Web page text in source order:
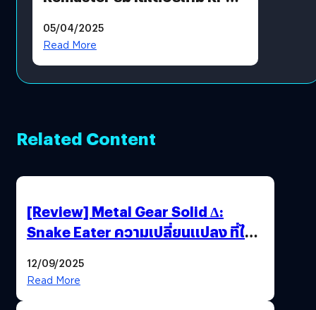
05/04/2025
Read More
Related Content
[Review] Metal Gear Solid Δ:
Snake Eater ความเปลี่ยนแปลง ที่ไม่
12/09/2025
Read More